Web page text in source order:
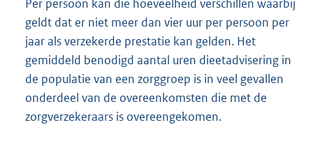
Per persoon kan die hoeveelheid verschillen waarbij
geldt dat er niet meer dan vier uur per persoon per
jaar als verzekerde prestatie kan gelden. Het
gemiddeld benodigd aantal uren dieetadvisering in
de populatie van een zorggroep is in veel gevallen
onderdeel van de overeenkomsten die met de
zorgverzekeraars is overeengekomen.